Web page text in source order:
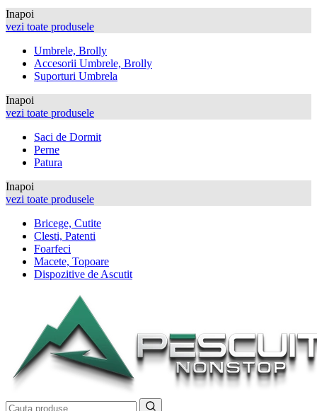
Inapoi
vezi toate produsele
Umbrele, Brolly
Accesorii Umbrele, Brolly
Suporturi Umbrela
Inapoi
vezi toate produsele
Saci de Dormit
Perne
Patura
Inapoi
vezi toate produsele
Bricege, Cutite
Clesti, Patenti
Foarfeci
Macete, Topoare
Dispozitive de Ascutit